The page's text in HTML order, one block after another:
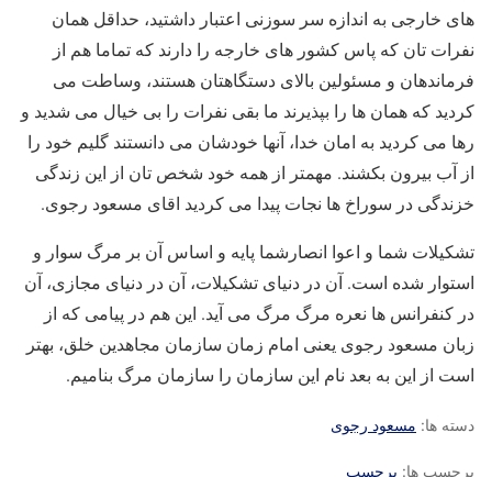
های خارجی به اندازه سر سوزنی اعتبار داشتید، حداقل همان
نفرات تان که پاس کشور های خارجه را دارند که تماما هم از
فرماندهان و مسئولین بالای دستگاهتان هستند، وساطت می
کردید که همان ها را بپذیرند ما بقی نفرات را بی خیال می شدید و
رها می کردید به امان خدا، آنها خودشان می دانستند گلیم خود را
از آب بیرون بکشند. مهمتر از همه خود شخص تان از این زندگی
خزندگی در سوراخ ها نجات پیدا می کردید اقای مسعود رجوی.
تشکیلات شما و اعوا انصارشما پایه و اساس آن بر مرگ سوار و
استوار شده است. آن در دنیای تشکیلات، آن در دنیای مجازی، آن
در کنفرانس ها نعره مرگ مرگ می آید. این هم در پیامی که از
زبان مسعود رجوی یعنی امام زمان سازمان مجاهدین خلق، بهتر
است از این به بعد نام این سازمان را سازمان مرگ بنامیم.
دسته ها: مسعود رجوی
برچسب ها: برچسب